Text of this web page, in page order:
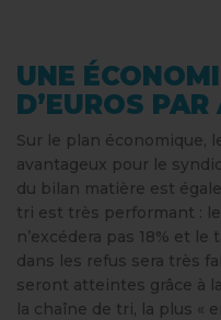
UNE
D’EUROS PAR
Sur le plan économique,
avantageux pour le
du bilan matière est
tri est très performant :
n’excédera pas 18% et
dans les refus sera très
seront atteintes grâce à
la chaîne de tri, la plus «